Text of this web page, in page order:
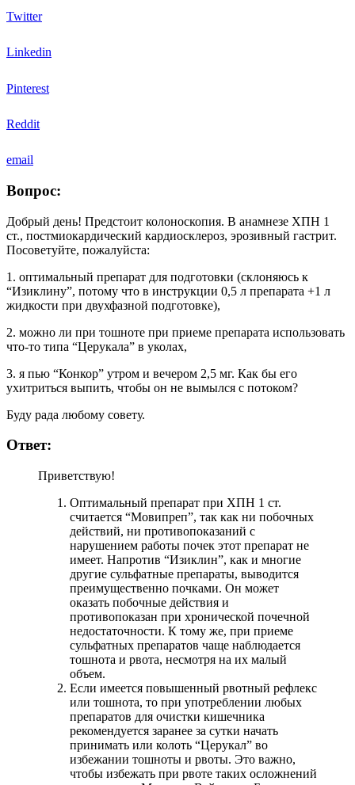
Twitter
Linkedin
Pinterest
Reddit
email
Вопрос:
Добрый день! Предстоит колоноскопия. В анамнезе ХПН 1
ст., постмиокардический кардиосклероз, эрозивный гастрит.
Посоветуйте, пожалуйста:
1. оптимальный препарат для подготовки (склоняюсь к
“Изиклину”, потому что в инструкции 0,5 л препарата +1 л
жидкости при двухфазной подготовке),
2. можно ли при тошноте при приеме препарата использовать
что-то типа “Церукала” в уколах,
3. я пью “Конкор” утром и вечером 2,5 мг. Как бы его
ухитриться выпить, чтобы он не вымылся с потоком?
Буду рада любому совету.
Ответ:
Приветствую!
Оптимальный препарат при ХПН 1 ст.
считается “Мовипреп”, так как ни побочных
действий, ни противопоказаний с
нарушением работы почек этот препарат не
имеет. Напротив “Изиклин”, как и многие
другие сульфатные препараты, выводится
преимущественно почками. Он может
оказать побочные действия и
противопоказан при хронической почечной
недостаточности. К тому же, при приеме
сульфатных препаратов чаще наблюдается
тошнота и рвота, несмотря на их малый
объем.
Если имеется повышенный рвотный рефлекс
или тошнота, то при употреблении любых
препаратов для очистки кишечника
рекомендуется заранее за сутки начать
принимать или колоть “Церукал” во
избежании тошноты и рвоты. Это важно,
чтобы избежать при рвоте таких осложнений